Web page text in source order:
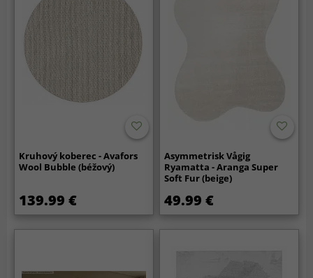
Kruhový koberec - Avafors
Wool Bubble (béžový)
139.99 €
Asymmetrisk Vågig
Ryamatta - Aranga Super
Soft Fur (beige)
49.99 €